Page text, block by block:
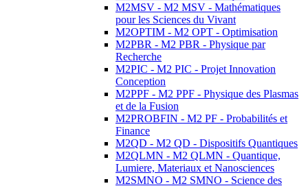
M2MSV - M2 MSV - Mathématiques
pour les Sciences du Vivant
M2OPTIM - M2 OPT - Optimisation
M2PBR - M2 PBR - Physique par
Recherche
M2PIC - M2 PIC - Projet Innovation
Conception
M2PPF - M2 PPF - Physique des Plasmas
et de la Fusion
M2PROBFIN - M2 PF - Probabilités et
Finance
M2QD - M2 QD - Dispositifs Quantiques
M2QLMN - M2 QLMN - Quantique,
Lumiere, Materiaux et Nanosciences
M2SMNO - M2 SMNO - Science des